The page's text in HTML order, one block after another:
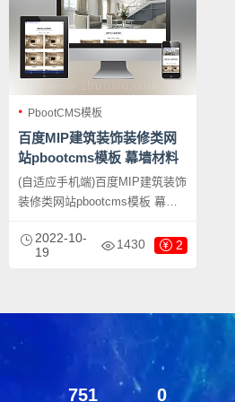
PbootCMS模板
百度MIP建筑装饰装修类网
站pbootcms模板 幕墙材料
网站源码下载
(自适应手机端)百度MIP建筑装饰
装修类网站pbootcms模板 幕墙
内核开发的网站模板，该模板适
用于装饰装修网站、幕墙材料网
只需要把文字图片换成其他行业
的即可；
2022-10-
19
1430 2
751 0